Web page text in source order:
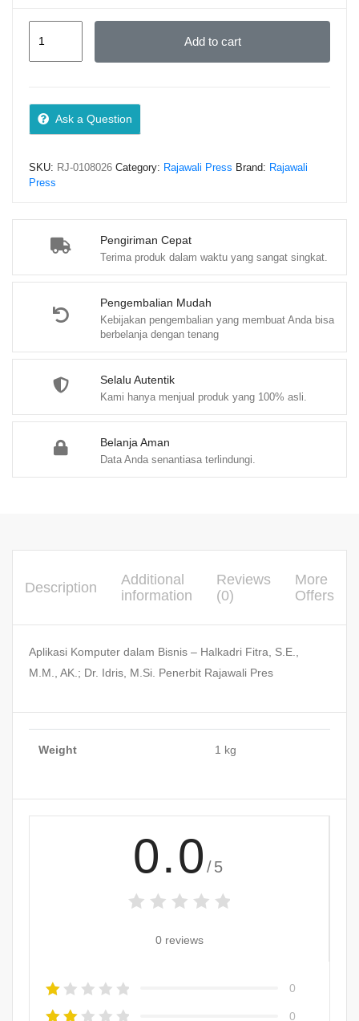
Pengiriman Cepat
Terima produk dalam waktu yang sangat singkat.
Pengembalian Mudah
Kebijakan pengembalian yang membuat Anda bisa
berbelanja dengan tenang
Selalu Autentik
Kami hanya menjual produk yang 100% asli.
Belanja Aman
Data Anda senantiasa terlindungi.
Halkadri
S.E.,
AK.;
M.Si.
Add to cart
Ask a Question
SKU: RJ-0108026 Category: Rajawali Press Brand: Rajawali
Press
Description
Additional
information
Reviews
(0)
More
Offers
Aplikasi Komputer dalam Bisnis – Halkadri Fitra, S.E.,
M.M., AK.; Dr. Idris, M.Si. Penerbit Rajawali Pres
Weight 1 kg
0.0 /5
0 reviews
0
0